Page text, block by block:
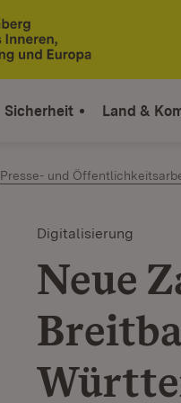
Sicherheit Land &
Presse- und
Digitalisierung
Neue